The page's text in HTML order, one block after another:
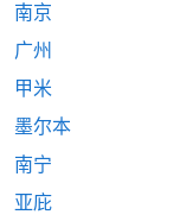
南京
广州
甲米
墨尔本
南宁
亚庇